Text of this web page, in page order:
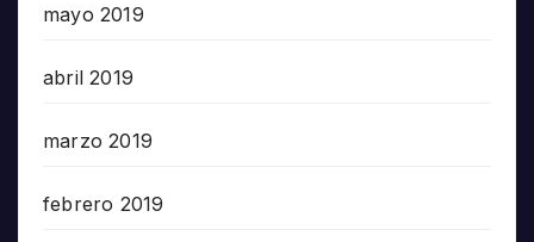
mayo 2019
abril 2019
marzo 2019
febrero 2019